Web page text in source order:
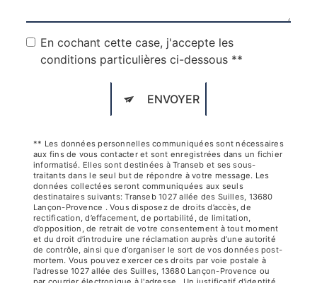
En cochant cette case, j'accepte les
conditions particulières ci-dessous **
ENVOYER
** Les données personnelles communiquées sont nécessaires
aux fins de vous contacter et sont enregistrées dans un fichier
informatisé. Elles sont destinées à Transeb et ses sous-
traitants dans le seul but de répondre à votre message. Les
données collectées seront communiquées aux seuls
destinataires suivants: Transeb 1027 allée des Suilles, 13680
Lançon-Provence . Vous disposez de droits d’accès, de
rectification, d’effacement, de portabilité, de limitation,
d’opposition, de retrait de votre consentement à tout moment
et du droit d’introduire une réclamation auprès d’une autorité
de contrôle, ainsi que d’organiser le sort de vos données post-
mortem. Vous pouvez exercer ces droits par voie postale à
l'adresse 1027 allée des Suilles, 13680 Lançon-Provence ou